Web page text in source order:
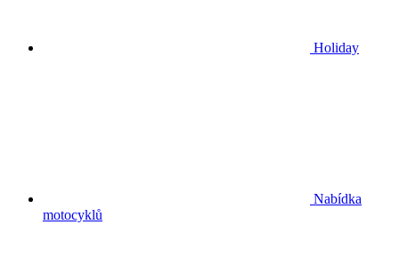
Holiday
Nabídka
motocyklů